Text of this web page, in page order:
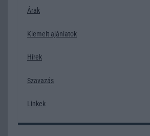
Árak
Kiemelt ajánlatok
Hírek
Szavazás
Linkek